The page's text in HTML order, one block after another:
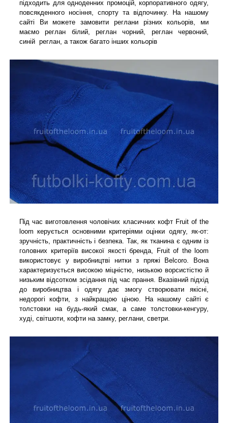
підходить для одноденних промоцій, корпоративного одягу,
повсякденного носіння, спорту та відпочинку. На нашому
сайті Ви можете замовити реглани різних кольорів, ми
маємо реглан білий, реглан чорний, реглан червоний,
синій реглан, а також багато інших кольорів
Під час виготовлення чоловічих класичних кофт Fruit of the
loom керується основними критеріями оцінки одягу, як-от:
зручність, практичність і безпека. Так, як тканина є одним із
головних критеріїв високої якості бренда, Fruit of the loom
використовує у виробництві нитки з пряжі Belcoro. Вона
характеризується високою міцністю, низькою ворсистістю й
низьким відсотком зсідання під час прання. Вказівний підхід
до виробництва і одягу дає змогу створювати якісні,
недорогі кофти, з найкращою ціною. На нашому сайті є
толстовки на будь-який смак, а саме толстовки-кенгуру,
худі, світшоти, кофти на замку, реглани, светри.